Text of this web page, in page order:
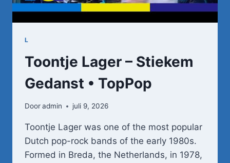
L
Toontje Lager – Stiekem
Gedanst • TopPop
Dooradmin juli 9, 2026
Toontje Lager was one of the most popular
Dutch pop-rock bands of the early 1980s.
Formed in Breda, the Netherlands, in 1978,